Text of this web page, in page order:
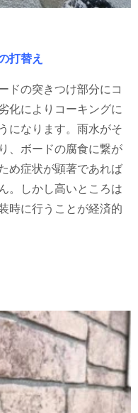
打替え
ドの突きつけ部分にコ
化によりコーキングに
になります。雨水がそ
、ボードの腐食に繋が
め症状が顕著であれば
。しかし高いところは
時に行うことが経済的